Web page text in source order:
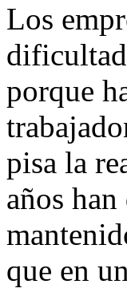
Los
porque
pisa la
años
que en